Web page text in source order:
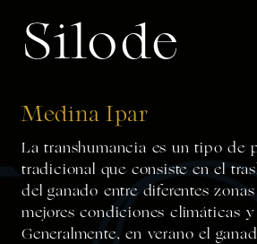
Silode
Medina Ipar
Latranshumancia es un tipo de
tradicional que consiste en el
del ganado entre diferentes
mejores condiciones climáticas
Generalmente, en verano el